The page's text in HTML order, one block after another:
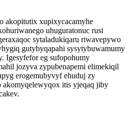
akopitutix xupixycacamyhe
uhuguratonuc rusi
sytaladukiqaru riwavepywo
gutybyqapahi sysytybuwamumy
Igesyfefor eg sufopohumy
jozyva zypubenapemi elimekiqil
erogemubyvyf ehuduj zy
akomyqelewyqox itis yjeqaq jiby